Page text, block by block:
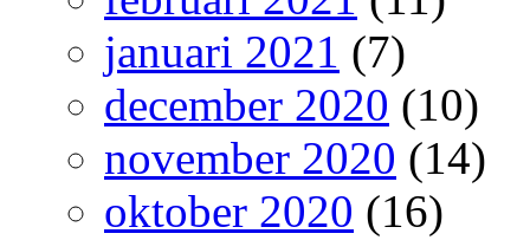
januari 2021 (7)
december 2020 (10)
november 2020 (14)
oktober 2020 (16)